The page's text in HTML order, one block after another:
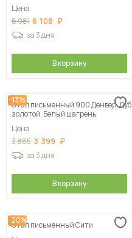
Цена
6 981 6 108
за 3 дня
В корзину
-13%
Стол письменный 900 Денвер, Дуб
золотой, Белый шагрень
Цена
3 885 3 399
за 3 дня
В корзину
-20%
Стол письменный Сити